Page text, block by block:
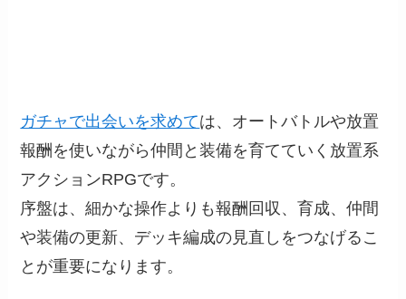
ガチャで出会いを求めては、オートバトルや放置
報酬を使いながら仲間と装備を育てていく放置系
アクションRPGです。
序盤は、細かな操作よりも報酬回収、育成、仲間
や装備の更新、デッキ編成の見直しをつなげるこ
とが重要になります。